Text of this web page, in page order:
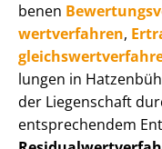
be­nen
wert­ver­fah­ren,
lun­gen in
der Liegenschaft
entsprechendem